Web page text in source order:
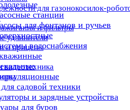
для газонокосилок-
и фильтры
удлинители
и прицепы
видеотехника
станции
для фонтанов и ручьев
водоснабжения
садовой техники
и зарядные устройства
для буров